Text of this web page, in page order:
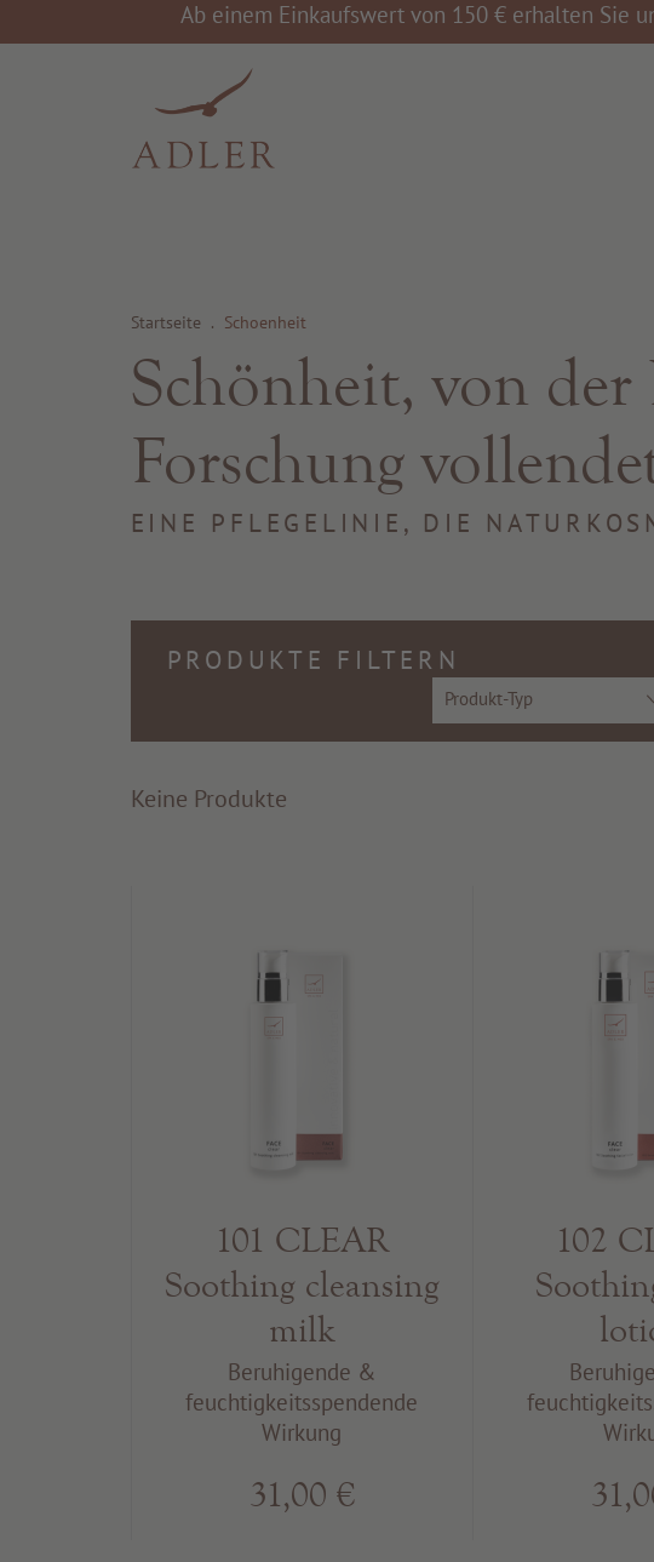
Ab einem Einkaufswert von 150 € erhalten Sie
Startseite . Schoenheit
Schönheit, von der
Forschung
EINE PFLEGELINIE, DIE
PRODUKTE FILTERN
Produkt-Typ
Keine Produkte
101 CLEAR
Soothing cleansing
milk
Beruhigende &
feuchtigkeitsspendende
Wirkung
31,00 €
102